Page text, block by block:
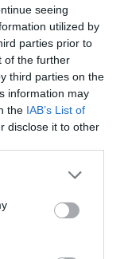
seeing
utilized by
parties prior to
of the further
third parties on the
information may
the IAB’s List of
disclose it to other
or more Google
You may click to
party tags to
in below Google
hírek